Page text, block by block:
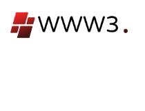
ン